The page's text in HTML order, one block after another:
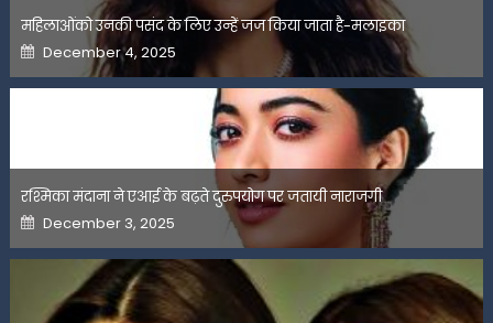
महिलाओंको उनकी पसंद के लिए उन्हें जज किया जाता है-मलाइका
Posted
on
December 4, 2025
रश्मिका मंदाना ने एआई के बढ़ते दुरुपयोग पर जतायी नाराजगी
Posted
on
December 3, 2025